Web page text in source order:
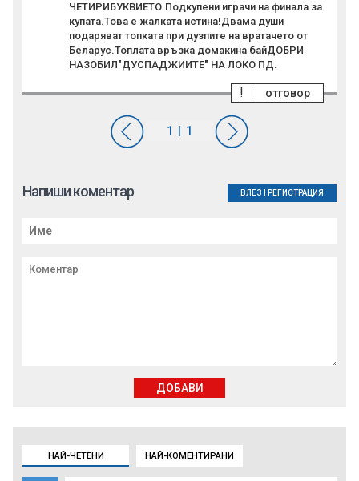
НАЙ-ЧЕТЕНИ НАЙ-КОМЕНТИРАНИ
ЧЕТИРИБУКВИЕТО.Подкупени играчи на финала за
купата.Това е жалката истина!Двама души
подаряват топката при дузпите на вратачето от
Беларус.Топлата връзка домакина байДОБРИ
НАЗОБИЛ"ДУСПАДЖИИТЕ" НА ЛОКО ПД.
отговор
!
Напиши коментар ВЛЕЗ РЕГИСТРАЦИЯ
ДОБАВИ